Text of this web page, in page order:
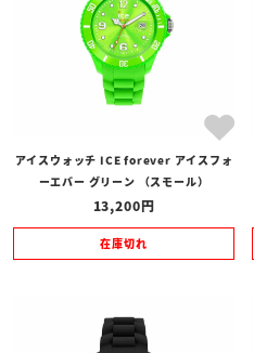
アイスウォッチ ICE forever アイスフォ
ーエバー グリーン （スモール）
13,200
在庫切れ